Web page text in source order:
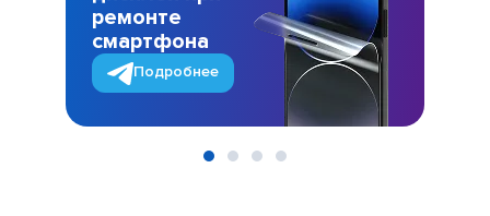
ремонте
смартфона
Подробнее